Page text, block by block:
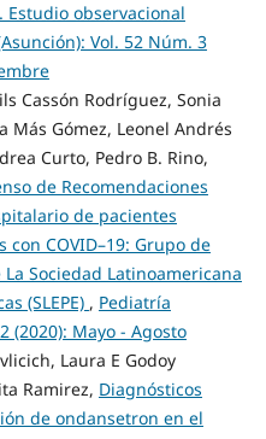
observacional
Vol. 52 Núm. 3
Cassón Rodríguez, Sonia
Más Gómez, Leonel Andrés
Curto, Pedro B. Rino,
de Recomendaciones
de pacientes
COVID–19: Grupo de
Sociedad Latinoamericana
(SLEPE) , Pediatría
(2020): Mayo - Agosto
Laura E Godoy
Ramirez, Diagnósticos
de ondansetron en el